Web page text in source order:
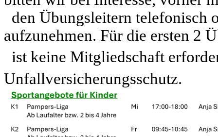
den Übungsleitern telefonisch
aufzunehmen. Für die ersten 2
ist keine Mitgliedschaft
Unfallversicherungsschutz.